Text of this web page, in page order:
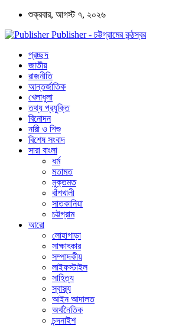
শুক্রবার, আগস্ট ৭, ২০২৬
Publisher - চট্টগ্রামের কন্ঠস্বর
প্রচ্ছদ
জাতীয়
রাজনীতি
আন্তর্জাতিক
খেলাধুলা
তথ্য প্রযুক্তি
বিনোদন
নারী ও শিশু
বিশেষ সংবাদ
সারা বাংলা
ধর্ম
মতামত
মুক্তমত
বাঁশখালী
সাতকানিয়া
চট্টগ্রাম
আরো
লোহাগাড়া
সাক্ষাৎকার
সম্পাদকীয়
লাইফস্টাইল
সাহিত্য
স্বাস্থ্য
আইন আদালত
অর্থনৈতিক
চন্দনাইশ